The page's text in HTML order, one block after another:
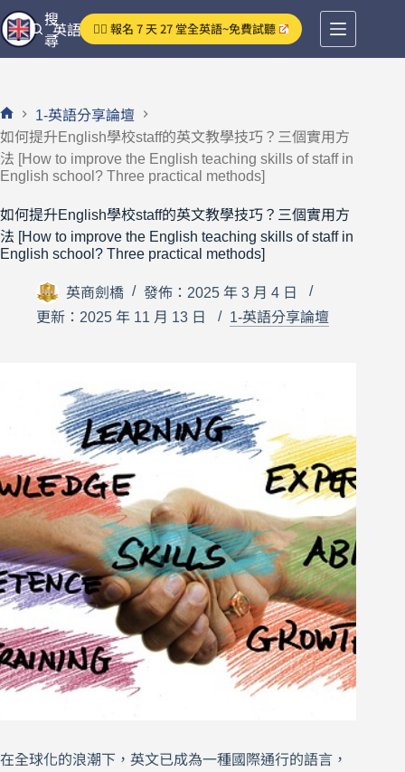
跳
至
主
容
英語分享論壇
搜
尋
👉🏻 報名 7 天 27 堂全英語~免費試聽
首
頁
1-英語分享論壇
如何提升English學校staff的英文教學技巧？三個實用方
法 [How to improve the English teaching skills of staff in
English school? Three practical methods]
如何提升English學校staff的英文教學技巧？三個實用方
法 [How to improve the English teaching skills of staff in
English school? Three practical methods]
英商劍橋
發佈：2025 年 3 月 4 日
更新：2025 年 11 月 13 日
1-英語分享論壇
在全球化的浪潮下，英文已成為一種國際通行的語言，